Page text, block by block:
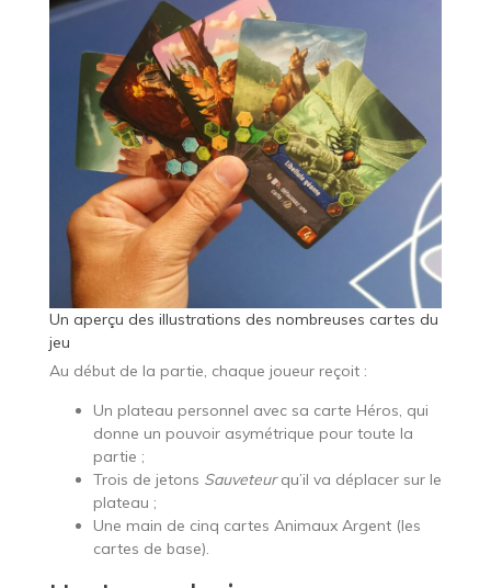
Un aperçu des illustrations des nombreuses cartes du
jeu
Au début de la partie, chaque joueur reçoit :
Un plateau personnel avec sa carte Héros, qui
donne un pouvoir asymétrique pour toute la
partie ;
Trois de jetons Sauveteurqu’il va déplacer sur le
plateau ;
Une main de cinq cartes Animaux Argent (les
cartes de base).